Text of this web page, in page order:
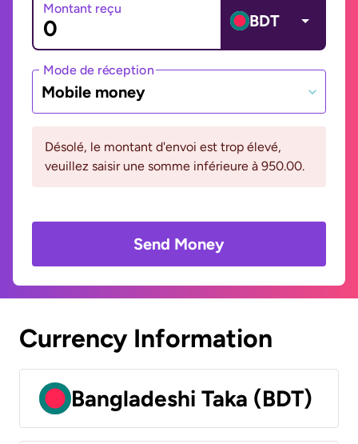
Montant reçu
BDT
Mode de réception
Mobile money
Désolé, le montant d'envoi est trop élevé,
veuillez saisir une somme inférieure à 950.00.
Send Money
Currency Information
Bangladeshi Taka (BDT)